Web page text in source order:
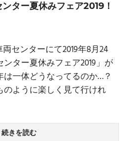
ター夏休みフェア2019！
センターにて2019年8月24
ター夏休みフェア2019」が
一体どうなってるのか…？
のように楽しく見て行けれ
続きを読む